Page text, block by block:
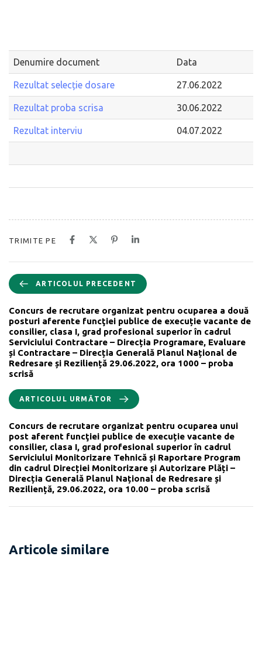
Denumire document Data
Rezultat selecție dosare 27.06.2022
Rezultat proba scrisa 30.06.2022
Rezultat interviu 04.07.2022
TRIMITE PE
ARTICOLUL PRECEDENT
Concurs de recrutare organizat pentru ocuparea a două
posturi aferente funcţiei publice de execuție vacante de
consilier, clasa I, grad profesional superior în cadrul
Serviciului Contractare – Direcția Programare, Evaluare
și Contractare – Direcția Generală Planul Național de
Redresare și Reziliență 29.06.2022, ora 1000 – proba
scrisă
ARTICOLUL URMĂTOR
Concurs de recrutare organizat pentru ocuparea unui
post aferent funcţiei publice de execuție vacante de
consilier, clasa I, grad profesional superior în cadrul
Serviciului Monitorizare Tehnică și Raportare Program
din cadrul Direcției Monitorizare și Autorizare Plăți –
Direcția Generală Planul Național de Redresare și
Reziliență, 29.06.2022, ora 10.00 – proba scrisă
Articole similare